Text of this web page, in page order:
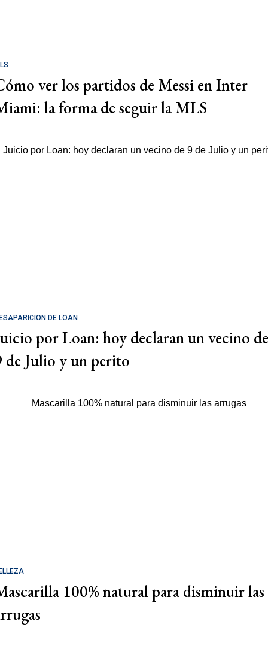
ver los partidos de Messi en Inter
la forma de seguir la MLS
DE LOAN
por Loan: hoy declaran un vecino de
de Julio y un perito
100% natural para disminuir las